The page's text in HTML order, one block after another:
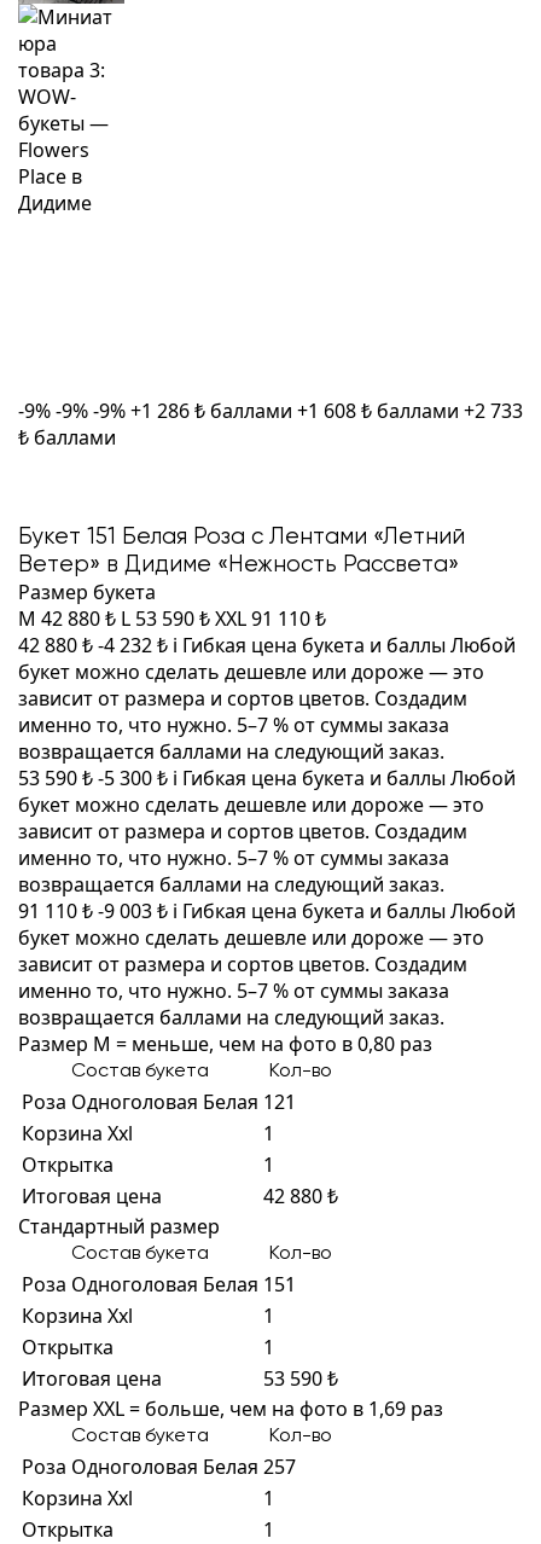
-9%-9%-9%+1 286 ₺ баллами +1 608 ₺ баллами +2 733
₺ баллами
Букет 151 Белая Роза с Лентами «Летний
Ветер» в Дидиме «Нежность Рассвета»
Размер букета
M 42 880 ₺ L 53 590 ₺XXL91 110 ₺
42 880 ₺-4 232 ₺ i Гибкая цена букета и баллыЛюбой
букет можно сделать дешевле или дороже — это
зависит от размера и сортов цветов. Создадим
именно то, что нужно. 5–7 % от суммы заказа
возвращается баллами на следующий заказ.
53 590 ₺-5 300 ₺ i Гибкая цена букета и баллыЛюбой
букет можно сделать дешевле или дороже — это
зависит от размера и сортов цветов. Создадим
именно то, что нужно. 5–7 % от суммы заказа
возвращается баллами на следующий заказ.
91 110 ₺-9 003 ₺ i Гибкая цена букета и баллыЛюбой
букет можно сделать дешевле или дороже — это
зависит от размера и сортов цветов. Создадим
именно то, что нужно. 5–7 % от суммы заказа
возвращается баллами на следующий заказ.
Размер M = меньше, чем на фото в 0,80 раз
Состав букета Кол-во
Роза Одноголовая Белая 121
Корзина Xxl
1
Открытка
1
Итоговая цена
42 880 ₺
Стандартный размер
Состав букета Кол-во
Роза Одноголовая Белая 151
Корзина Xxl
1
Открытка
1
Итоговая цена
53 590 ₺
Размер XXL = больше, чем на фото в 1,69 раз
Состав букета Кол-во
Роза Одноголовая Белая 257
Корзина Xxl
1
Открытка
1